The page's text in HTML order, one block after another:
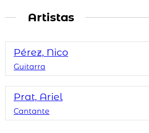
Artistas
Pérez, Nico
Guitarra
Prat, Ariel
Cantante